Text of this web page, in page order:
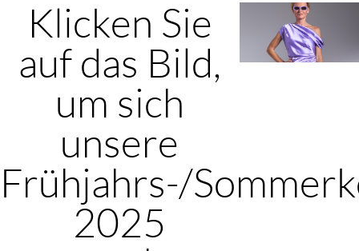
Klicken Sie
auf das Bild,
um sich
unsere
Frühjahrs-/
2025